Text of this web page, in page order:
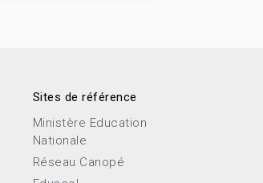
Sites de référence
Ministère Education
Nationale
Réseau Canopé